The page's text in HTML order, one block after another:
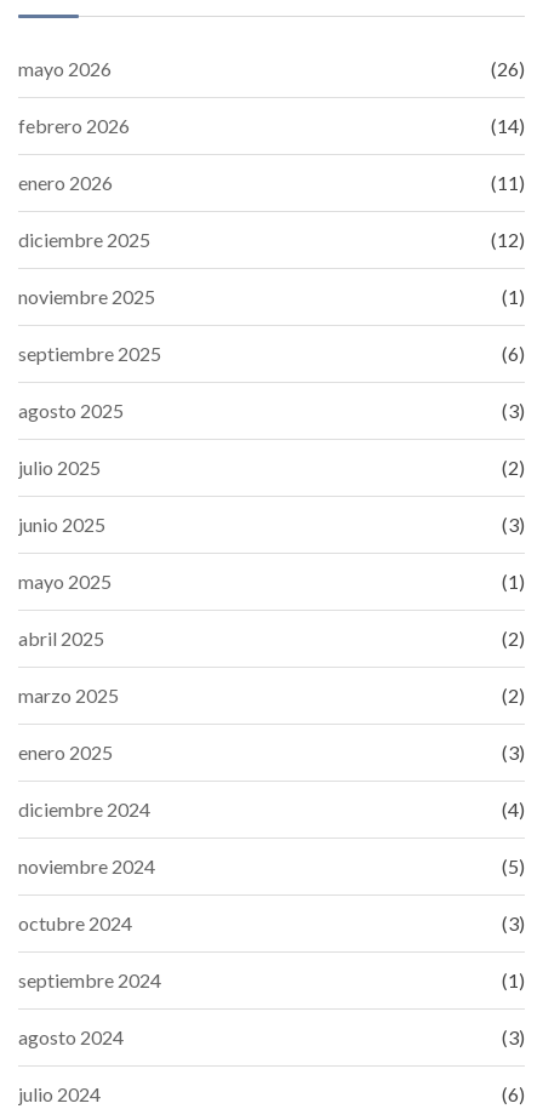
mayo 2026 (26)
febrero 2026 (14)
enero 2026 (11)
diciembre 2025 (12)
noviembre 2025 (1)
septiembre 2025 (6)
agosto 2025 (3)
julio 2025 (2)
junio 2025 (3)
mayo 2025 (1)
abril 2025 (2)
marzo 2025 (2)
enero 2025 (3)
diciembre 2024 (4)
noviembre 2024 (5)
octubre 2024 (3)
septiembre 2024 (1)
agosto 2024 (3)
julio 2024 (6)